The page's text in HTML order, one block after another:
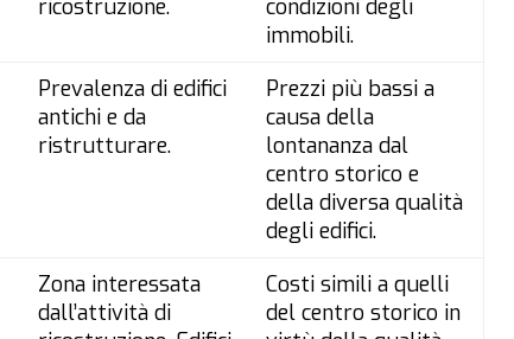
ricostruzione.
condizioni degli
immobili.
Prevalenza di edifici
antichi e da
ristrutturare.
Prezzi più bassi a
causa della
lontananza dal
centro storico e
della diversa qualità
degli edifici.
Zona interessata
dall’attività di
Costi simili a quelli
del centro storico in